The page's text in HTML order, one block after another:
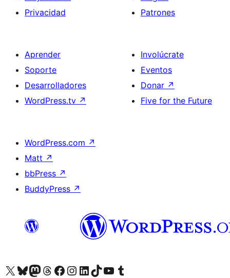
Privacidad
Patrones
Aprender
Soporte
Desarrolladores
WordPress.tv ↗
Involúcrate
Eventos
Donar ↗
Five for the Future
WordPress.com ↗
Matt ↗
bbPress ↗
BuddyPress ↗
Visita nuestra cuenta de X (anteriormente Twitter)
Visita nuestra cuenta de Bluesky
Visita nuestra cuenta de Mastodon
Visita nuestra cuenta de Threads
Visita nuestra página de Facebook
Visita nuestra cuenta de Instagram
Visita nuestra cuenta de LinkedIn
Visita nuestra cuenta de TikTok
Visita nuestro canal de YouTube
Visita nuestra cuenta de Tumblr